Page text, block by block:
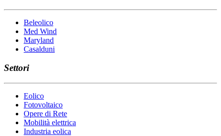
Beleolico
Med Wind
Maryland
Casalduni
Settori
Eolico
Fotovoltaico
Opere di Rete
Mobilità elettrica
Industria eolica